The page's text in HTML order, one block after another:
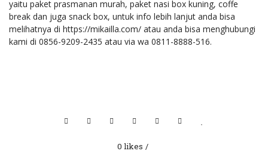
yaitu paket prasmanan murah, paket nasi box kuning, coffe
break dan juga snack box, untuk info lebih lanjut anda bisa
melihatnya di https://mikailla.com/ atau anda bisa menghubungi
kami di 0856-9209-2435 atau via wa 0811-8888-516.
0 likes